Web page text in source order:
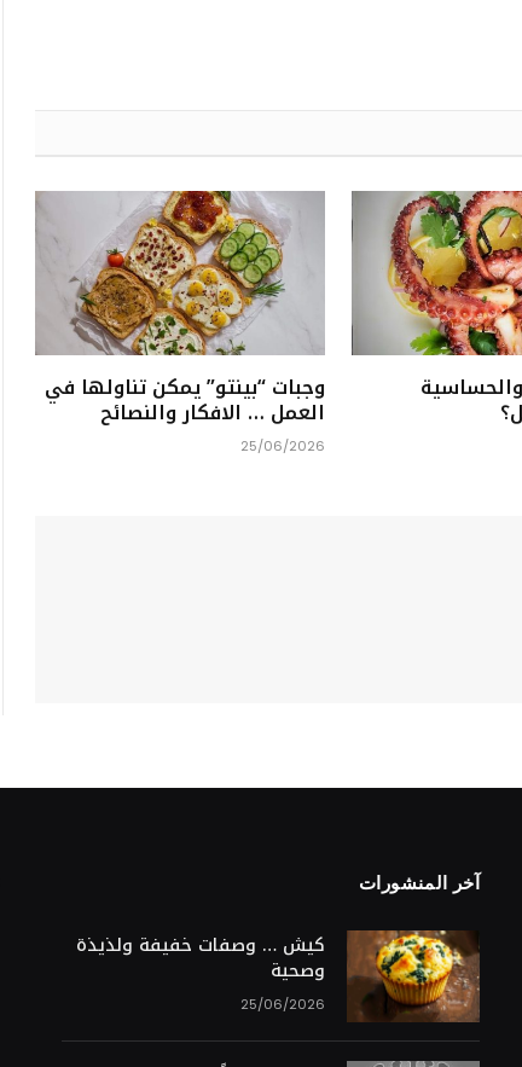
وجبات “بينتو” يمكن تناولها في
العمل … الافكار والنصائح
25/06/2026
آخر المنشورات
كيش … وصفات خفيفة ولذيذة
وصحية
25/06/2026